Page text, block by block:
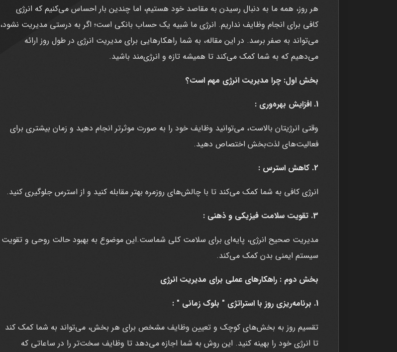
هر روز، همه ما به دنبال رسیدن به مقاصد خود هستیم، اما چندین بار احساس می‌کنیم که انرژی
کافی برای انجام وظایف نداریم. انرژی ما شبیه یک حساب بانکی است؛ اگر به درستی مدیریت نشود،
می‌تواند به صفر برسد. در این مقاله، به شما راهکارهایی برای مدیریت انرژی در طول روز ارائه
می‌دهیم که به شما کمک می‌کند تا همیشه تازه و انرژی‌مند باشید.
بخش اول: چرا مدیریت انرژی مهم است؟
1. افزایش بهره‌وری :
وقتی انرژیتان بالاست، می‌توانید وظایف خود را به صورت موثرتر انجام دهید و زمان بیشتری برای
فعالیت‌های لذت‌بخش اختصاص دهید.
2. کاهش استرس :
انرژی کافی به شما کمک می‌کند تا با چالش‌های روزمره بهتر مقابله کنید و از استرس جلوگیری کنید.
3. تقویت سلامت فیزیکی و ذهنی :
مدیریت صحیح انرژی، پایه‌ای برای سلامت کلی شماست.این موضوع به بهبود حالت روحی و تقویت
سیستم ایمنی بدن کمک می‌کند.
بخش دوم : راهکارهای عملی برای مدیریت انرژی
1. برنامه‌ریزی روز با استراتژی " بلوک زمانی " :
تقسیم روز به بخش‌های کوچک و تعیین وظایف مشخص برای هر بخش، می‌تواند به شما کمک کند
تا انرژی خود را بهینه کنید. این روش به شما اجازه می‌دهد تا وظایف سخت‌تر را در ساعاتی که